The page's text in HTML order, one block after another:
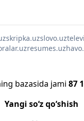
skripka.uzslovo.uz
resumes.uz
bazasida jami 87
Yangi so‘z qo‘shish